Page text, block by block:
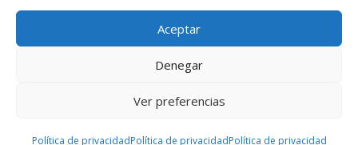
Aceptar
Denegar
Ver preferencias
Política de privacidadPolítica de privacidadPolítica de privacidad